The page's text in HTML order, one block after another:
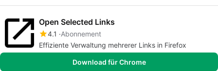
Open Selected Links
4.1
Abonnement
Effiziente Verwaltung mehrerer Links in Firefox
Download für Chrome